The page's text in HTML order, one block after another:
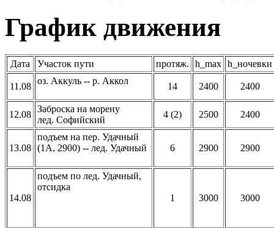
График движения
Дата Участок пути протяж. h_max h_ночевки
11.08
оз. Аккуль -- р. Аккол
14 2400 2400
12.08
Заброска на морену
лед. Софийский
4 (2) 2500 2400
13.08
подъем на пер. Удачный
(1А, 2900) -- лед. Удачный
6 2900 2900
14.08
подъем по лед. Удачный,
отсидка
1
3000 3000